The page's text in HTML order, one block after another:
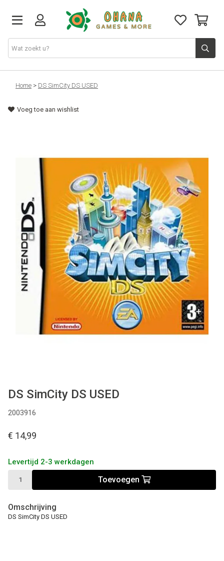
TCG
Merch
PlayStation
Nintendo
Xbox
Used
Accessoires
Board Games
Cadeaubon
Home > DS SimCity DS USED
Voeg toe aan wishlist
DS SimCity DS USED
2003916
€ 14,99
Levertijd 2-3 werkdagen
Toevoegen
Omschrijving
DS SimCity DS USED